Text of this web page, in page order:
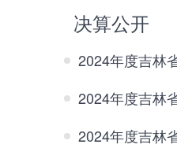
决算公开
2024年度吉林
2024年度吉林
2024年度吉林